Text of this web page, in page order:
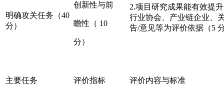
明确攻关任务（40
分）
创新性与前
瞻性（ 10
分）
2.项目研究成果能有效提
行业协会、产业链企业、
告/意见等为评价依据（5
主要任务 评价指标 评价内容与标准